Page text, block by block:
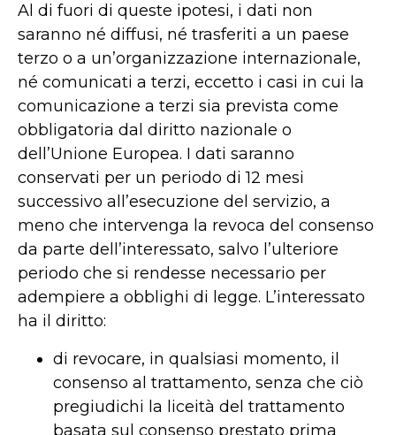
Al di fuori di queste ipotesi, i dati non
saranno né diffusi, né trasferiti a un paese
terzo o a un’organizzazione internazionale,
né comunicati a terzi, eccetto i casi in cui la
comunicazione a terzi sia prevista come
obbligatoria dal diritto nazionale o
dell’Unione Europea. I dati saranno
conservati per un periodo di 12 mesi
successivo all’esecuzione del servizio, a
meno che intervenga la revoca del consenso
da parte dell’interessato, salvo l’ulteriore
periodo che si rendesse necessario per
adempiere a obblighi di legge. L’interessato
ha il diritto:
di revocare, in qualsiasi momento, il
consenso al trattamento, senza che ciò
pregiudichi la liceità del trattamento
basata sul consenso prestato prima